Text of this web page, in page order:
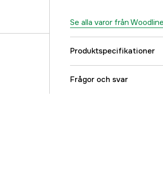
Se alla varor från Woodline
Produktspecifikationer
Färgton
Frågor och svar